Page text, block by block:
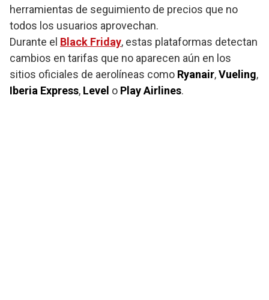
herramientas de seguimiento de precios que no
todos los usuarios aprovechan.
Durante el Black Friday, estas plataformas detectan
cambios en tarifas que no aparecen aún en los
sitios oficiales de aerolíneas como Ryanair,Vueling,
Iberia Express, Level o Play Airlines.